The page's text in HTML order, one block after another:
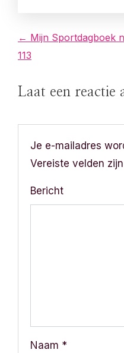
B
e
r
← Mijn Sportdagboek
113
Laat een reactie
Je e-mailadres
Vereiste velden
Bericht
Naam *